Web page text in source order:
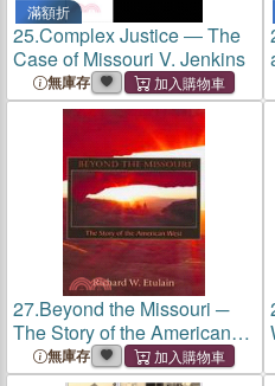
滿額折
25.Complex Justice ― The
Case of Missouri V. Jenkins
無庫存
27.Beyond the Missouri ─
The Story of the American
West無庫存